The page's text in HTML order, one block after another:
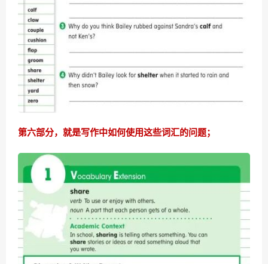
第六部分，就是写作中如何使用这些词汇的问题；